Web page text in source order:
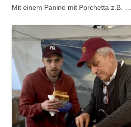
Mit einem Panino mit Porchetta z.B. …